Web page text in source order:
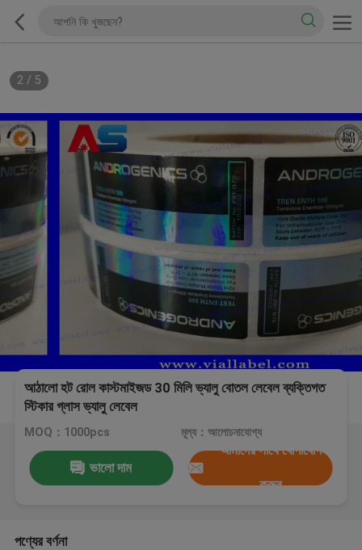
2/ 5
আঠালো হট রোল কাস্টমাইজড 30 মিলি ভ্যালু বোতল লেবেল ব্যক্তিগত
স্টিকার গ্লাস ভ্যালু লেবেল
MOQ：1000pcs মূল্য：আলোচনাযোগ্য
ভালো দাম
আমাদের সাথে যোগাযোগ
করুন
পণ্যের বর্ণনা